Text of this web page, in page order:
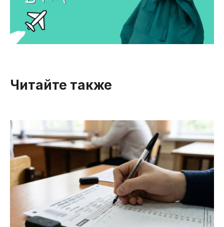
Читайте также